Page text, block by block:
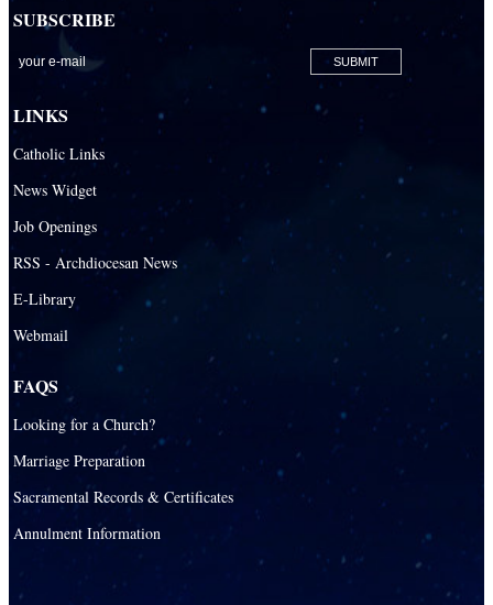
SUBSCRIBE
LINKS
Catholic Links
News Widget
Job Openings
RSS - Archdiocesan News
E-Library
Webmail
FAQS
Looking for a Church?
Marriage Preparation
Sacramental Records & Certificates
Annulment Information